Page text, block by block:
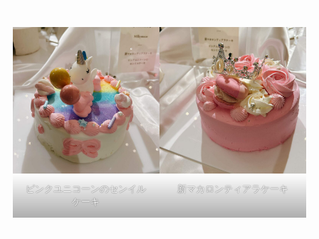
ピンクユニコーンのセンイル
ケーキ
新マカロンティアラケーキ